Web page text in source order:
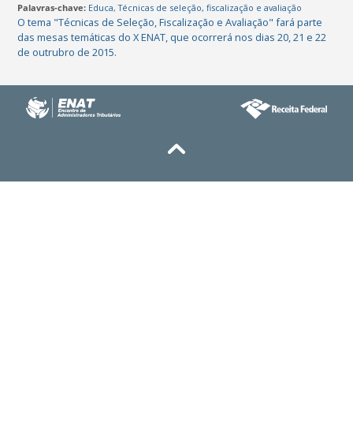
Palavras-chave: Educa,Técnicas de seleção, fiscalização e avaliação
O tema "Técnicas de Seleção, Fiscalização e Avaliação" fará parte
das mesas temáticas do X ENAT, que ocorrerá nos dias 20, 21 e 22
de outrubro de 2015.